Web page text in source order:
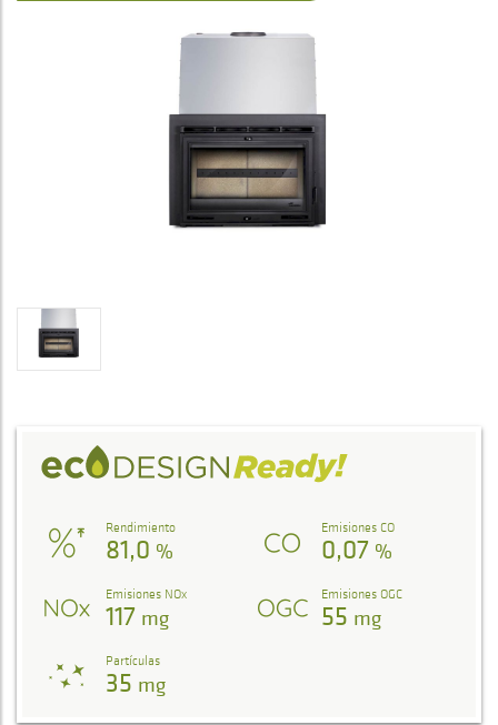
Rendimiento
81,0 %
Emisiones CO
0,07 %
Emisiones NOx
117 mg
Emisiones OGC
55 mg
Partículas
35 mg